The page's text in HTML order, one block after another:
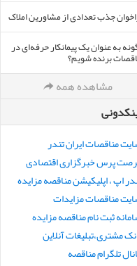
جذب تعدادی از مشاورین املاک
به عنوان یک پیمانکار حرفه‌ای در
برنده شویم؟
مشاهده همه
مناقصات ایران تندر
پرس خبرگزاری اقتصادی
اپ ، اپلیکیشن مناقصه مزایده
مناقصات مزایدات
ثبت نام مناقصه مزایده
مشتری،تبلیغات آنلاین
تلگرام مناقصه